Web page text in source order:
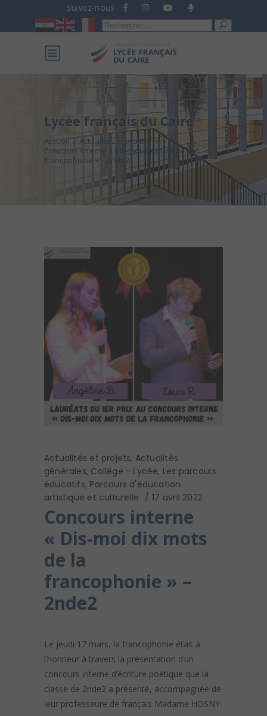
Suivez-nous
Recherche
pour :
Lycée français du Caire
Accueil / Actualités et projets
/
Concours interne « Dis-moi dix mots de la
francophonie » – 2nde2
Actualités et projets, Actualités
générales, Collège - Lycée, Les parcours
éducatifs, Parcours d'éducation
artistique et culturelle
17 avril 2022
Concours interne
« Dis-moi dix mots
de la
francophonie » –
2nde2
Le jeudi 17 mars, la francophonie était à
l’honneur à travers la présentation d’un
concours interne d’écriture poétique que la
classe de 2nde2 a présenté, accompagnée de
leur professeure de français Madame HOSNY.